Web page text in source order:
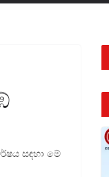
සඳහා මේ